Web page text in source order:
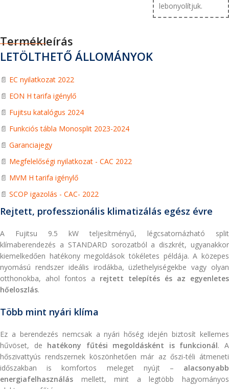
lebonyolítjuk.
Termékleírás
LETÖLTHETŐ ÁLLOMÁNYOK
📄 EC nyilatkozat 2022
📄 EON H tarifa igénylő
📄 Fujitsu katalógus 2024
📄 Funkciós tábla Monosplit 2023-2024
📄 Garanciajegy
📄 Megfelelőségi nyilatkozat - CAC 2022
📄 MVM H tarifa igénylő
📄 SCOP igazolás - CAC- 2022
Rejtett, professzionális klimatizálás egész évre
A Fujitsu 9.5 kW teljesítményű, légcsatornázható split
klímaberendezés a STANDARD sorozatból a diszkrét, ugyanakkor
kiemelkedően hatékony megoldások tökéletes példája. A közepes
nyomású rendszer ideális irodákba, üzlethelyiségekbe vagy olyan
otthonokba, ahol fontos a rejtett telepítés és az egyenletes
hőeloszlás.
Több mint nyári klíma
Ez a berendezés nemcsak a nyári hőség idején biztosít kellemes
hűvöset, de hatékony fűtési megoldásként is funkcionál. A
hőszivattyús rendszernek köszönhetően már az őszi-téli átmeneti
időszakban is komfortos meleget nyújt – alacsonyabb
energiafelhasználás mellett, mint a legtöbb hagyományos